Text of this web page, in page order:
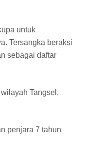
untuk
Tersangka beraksi
sebagai daftar
Tangsel,
penjara 7 tahun